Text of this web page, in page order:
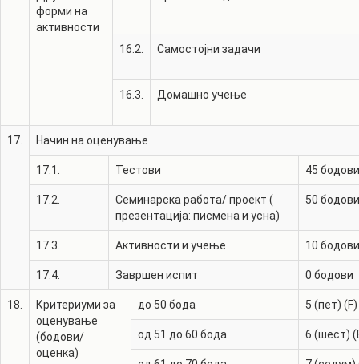
форми на
активности
16.2. Самостојни задачи
16.3. Домашно учење
17. Начин на оценување
17.1. Тестови 45 бодови
17.2.
Семинарска работа/ проект (
презентација: писмена и усна)
50 бодови
17.3. Активности и учење 10 бодови
17.4. Завршен испит 0 бодови
18.
Критериуми за
оценување
(бодови/
оценка)
до 50 бода 5 (пет) (F)
од 51 до 60 бода 6 (шест)